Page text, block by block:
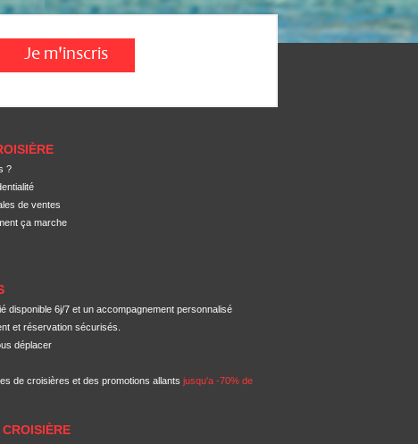
?
de ventes
ça marche
disponible 6j/7 et un accompagnement personnalisé
et réservation sécurisés.
déplacer
de croisières et des promotions allants jusqu'a -70% de